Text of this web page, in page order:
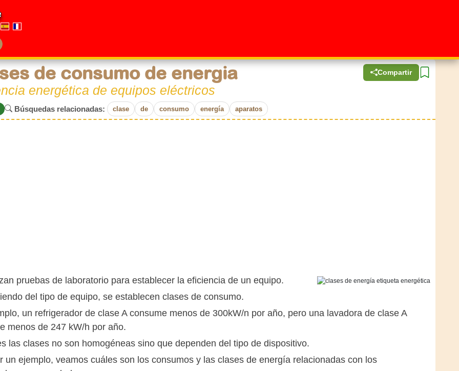
Compartir
de consumo de energia
energética de equipos eléctricos
Búsquedas relacionadas: clase de consumo energía aparatos
pruebas de laboratorio para establecer la eficiencia de un equipo.
del tipo de equipo, se establecen clases de consumo.
un refrigerador de clase A consume menos de 300kW/n por año, pero una lavadora de clase A
menos de 247 kW/h por año.
las clases no son homogéneas sino que dependen del tipo de dispositivo.
un ejemplo, veamos cuáles son los consumos y las clases de energía relacionadas con los